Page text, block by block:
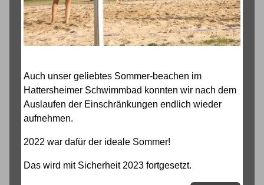
Auch unser geliebtes Sommer-beachen im
Hattersheimer Schwimmbad konnten wir nach dem
Auslaufen der Einschränkungen endlich wieder
aufnehmen.
2022 war dafür der ideale Sommer!
Das wird mit Sicherheit 2023 fortgesetzt.